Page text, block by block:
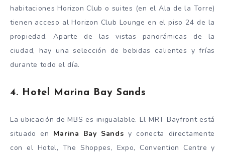
habitaciones Horizon Club o suites (en el Ala de la Torre)
tienen acceso al Horizon Club Lounge en el piso 24 de la
propiedad. Aparte de las vistas panorámicas de la
ciudad, hay una selección de bebidas calientes y frías
durante todo el día.
4. Hotel Marina Bay Sands
La ubicación de MBS es inigualable. El MRT Bayfront está
situado en Marina Bay Sands y conecta directamente
con el Hotel, The Shoppes, Expo, Convention Centre y